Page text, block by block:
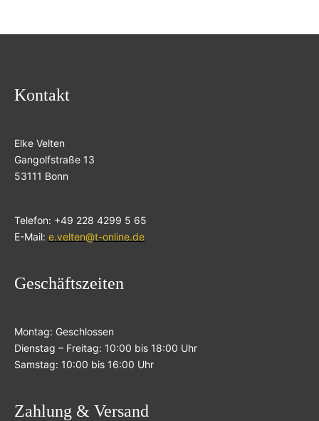
Kontakt
Elke Velten
Gangolfstraße 13
53111 Bonn
Telefon: +49 228 4299 5 65
E-Mail: e.velten@t-online.de
Geschäftszeiten
Montag: Geschlossen
Dienstag – Freitag: 10:00 bis 18:00 Uhr
Samstag: 10:00 bis 16:00 Uhr
Zahlung & Versand